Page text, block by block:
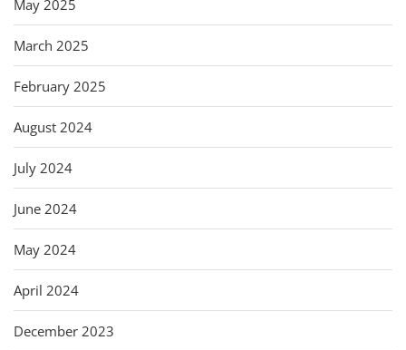
May 2025
March 2025
February 2025
August 2024
July 2024
June 2024
May 2024
April 2024
December 2023